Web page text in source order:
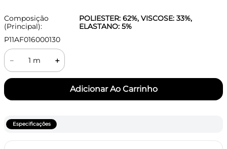
Composição
(Principal):
POLIESTER: 62%, VISCOSE: 33%,
ELASTANO: 5%
P11AF016000130
＋
－
Especificações